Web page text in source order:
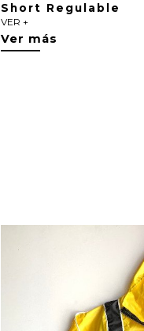
Short Regulable
VER +
Ver más